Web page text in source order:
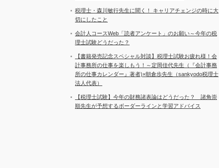
税理士・森川敏行先生に聞く！ キャリアチェンジの時に大
切にしたこと
会計人コースWeb「読者アンケート」のお願い～今年の税
理士試験どうだった？
【書籍発売記念スペシャル対談】税理士試験お疲れ様！会
計事務所の仕事を楽しもう！～定岡佳代先生（『会計事務
所の仕事カレンダー』著者)×朝倉歩先生（sankyodo税理士
法人代表）
【税理士試験】今年の財務諸表論はどうだった？ 諸角崇
順先生が予想するボーダーラインと学習アドバイス